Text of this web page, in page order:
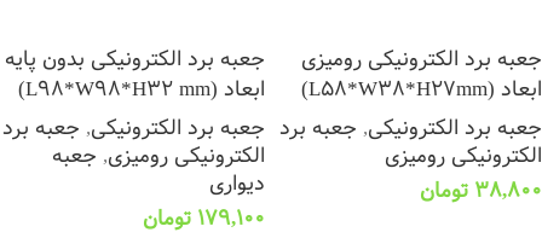
جعبه برد الکترونیکی رومیزی
ابعاد (L58*W38*H27mm)
جعبه برد الکترونیکی, جعبه برد
الکترونیکی رومیزی
38,800 تومان
جعبه برد الکترونیکی بدون پایه
ابعاد (L98*W98*H32 mm)
جعبه برد الکترونیکی, جعبه برد
الکترونیکی رومیزی, جعبه
دیواری
179,100 تومان